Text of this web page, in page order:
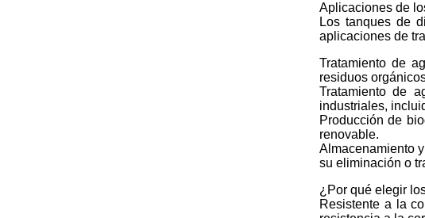
Aplicaciones de
Los tanques de
aplicaciones de
Tratamiento de
residuos
Tratamiento de
industriales,
Producción de
renovable.
Almacenamiento
su eliminación o
¿Por qué elegir
Resistente a la